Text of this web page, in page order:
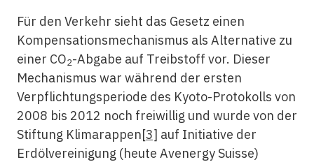
Für den Verkehr sieht das Gesetz einen
Kompensationsmechanismus als Alternative zu
einer CO2-Abgabe auf Treibstoff vor. Dieser
Mechanismus war während der ersten
Verpflichtungsperiode des Kyoto-Protokolls von
2008 bis 2012 noch freiwillig und wurde von der
Stiftung Klimarappen[3] auf Initiative der
Erdölvereinigung (heute Avenergy Suisse)